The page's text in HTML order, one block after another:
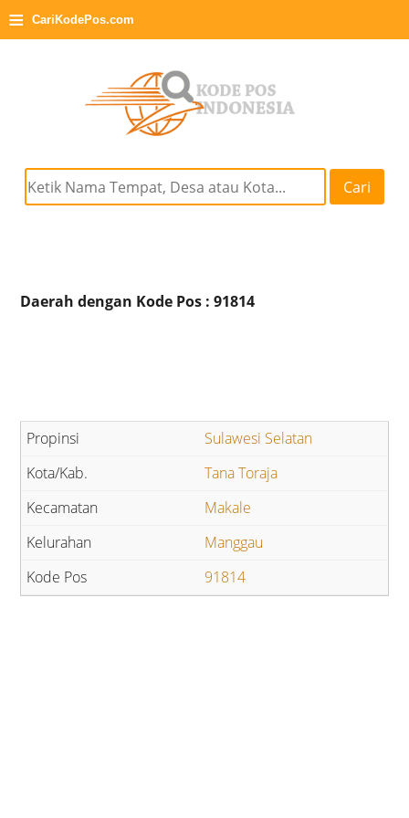
≡ CariKodePos.com
Cari
Daerah dengan Kode Pos : 91814
Sulawesi Selatan
Tana Toraja
Makale
Manggau
91814